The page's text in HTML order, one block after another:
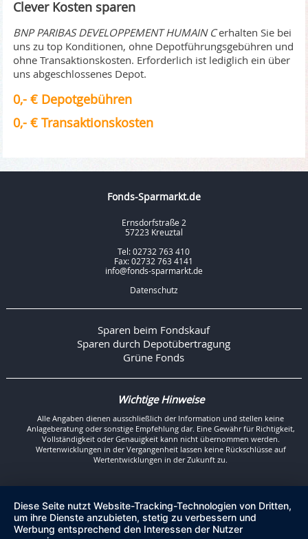
Clever Kosten sparen
BNP PARIBAS DEVELOPPEMENT HUMAIN Cerhalten Sie bei
uns zu top Konditionen, ohne Depotführungsgebühren und
ohne Transaktionskosten. Erforderlich ist lediglich ein über
uns abgeschlossenes Depot.
0,- € Depotgebühren
0,- € Transaktionskosten
Fonds-Sparmarkt.de
Ernsdorfstraße 2
57223 Kreuztal
Tel: 02732 763 410
Fax: 02732 763 4141
info@fonds-sparmarkt.de
Datenschutz
Sparen beim Fondskauf
Sparen durch Depotübertragung
Grüne Fonds
Wichtige Hinweise
Alle Angaben dienen ausschließlich der Information und stellen keine
Anlageberatung oder sonstige Empfehlung dar. Eine Gewähr für Richtigkeit,
Vollständigkeit oder Genauigkeit kann nicht übernommen werden.
Wertenwicklungen in der Vergangenheit lassen keine Rückschlüsse auf
Wertentwicklungen in der Zukunft zu.
Diese Seite nutzt Website-Tracking-Technologien von Dritten,
um ihre Dienste anzubieten, stetig zu verbessern und
Werbung entsprechend den Interessen der Nutzer